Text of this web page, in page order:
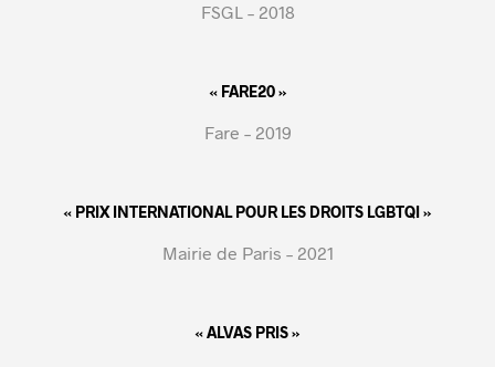
FSGL – 2018
« FARE20 »
Fare – 2019
« PRIX INTERNATIONAL POUR LES DROITS LGBTQI »
Mairie de Paris – 2021
« ALVAS PRIS »